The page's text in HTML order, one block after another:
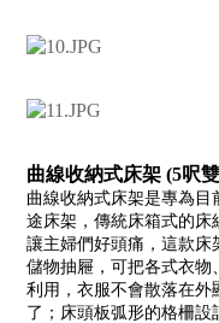
曲線收納式床架 (5呎
曲線收納式床架是專為目
途床架，傳統床箱式的床
讓主婦們好頭痛，這款床
儲物抽屜，可把各式衣
利用，衣服不會散落在
了；床頭板弧形的格柵